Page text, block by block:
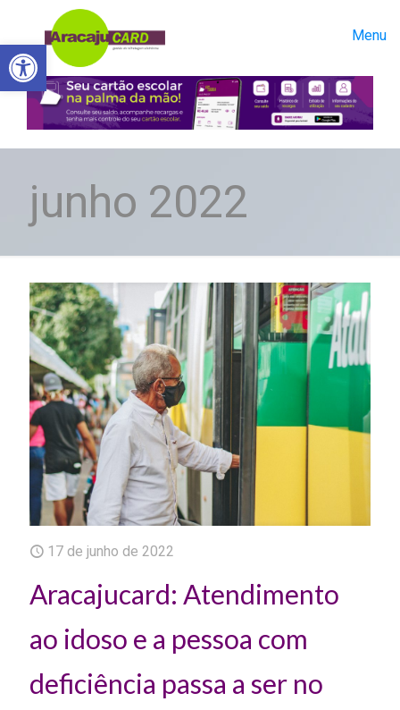
Abrir a barra de ferramentas
Menu
junho 2022
17 de junho de 2022
Aracajucard: Atendimento
ao idoso e a pessoa com
deficiência passa a ser no